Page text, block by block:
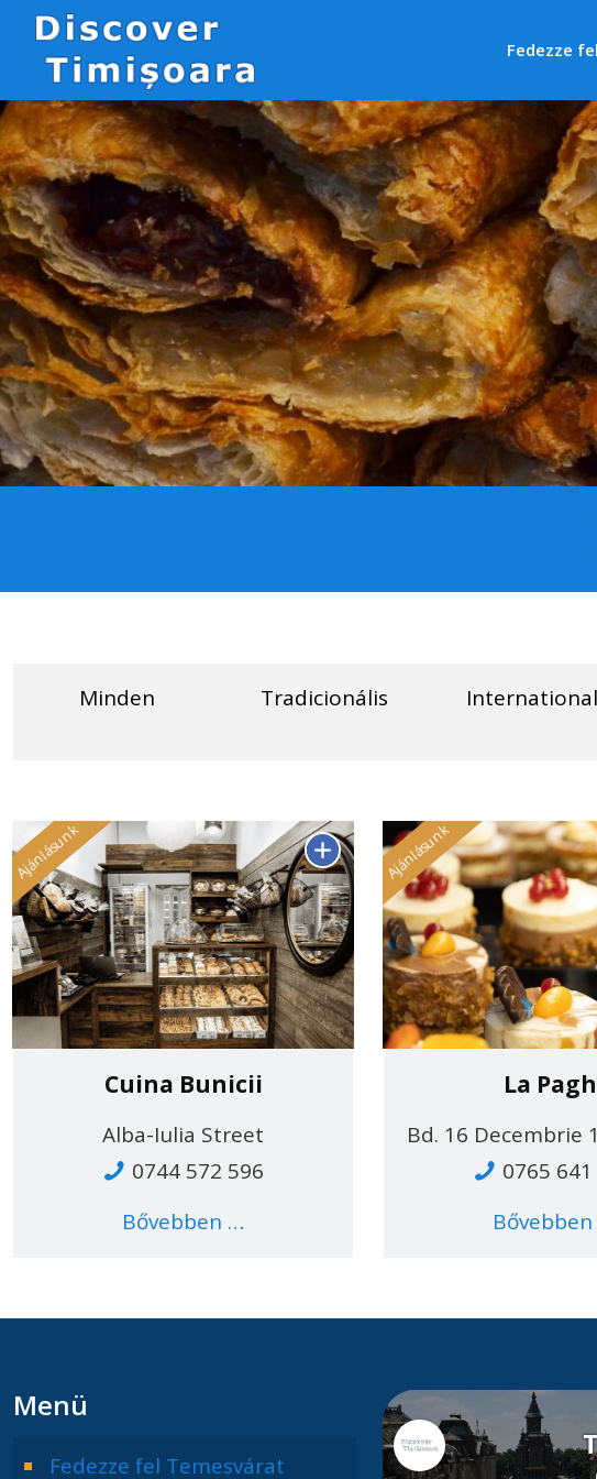
Fedezze
Minden Tradicionális International
Cuina Bunicii
Alba-Iulia Street
0744 572 596
Bővebben …
La
Bd. 16 Decembrie
0765
Menü
Fedezze fel Temesvárat